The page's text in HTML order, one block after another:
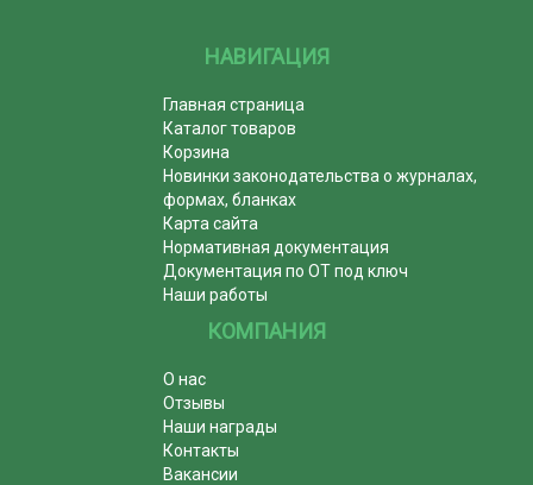
НАВИГАЦИЯ
Главная страница
Каталог товаров
Корзина
Новинки законодательства о журналах,
формах, бланках
Карта сайта
Нормативная документация
Документация по ОТ под ключ
Наши работы
КОМПАНИЯ
О нас
Отзывы
Наши награды
Контакты
Вакансии